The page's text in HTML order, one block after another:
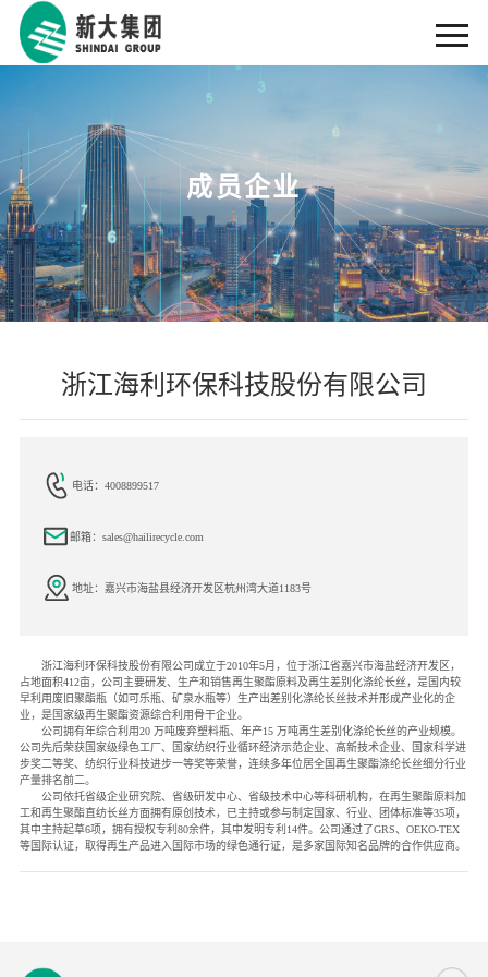
成员企业
浙江海利环保科技股份有限公司
电话：4008899517
邮箱：sales@hailirecycle.com
地址：嘉兴市海盐县经济开发区杭州湾大道1183号
浙江海利环保科技股份有限公司成立于2010年5月，位于浙江省嘉兴市海盐经济开发区，
占地面积412亩，公司主要研发、生产和销售再生聚酯原料及再生差别化涤纶长丝，是国内较
早利用废旧聚酯瓶（如可乐瓶、矿泉水瓶等）生产出差别化涤纶长丝技术并形成产业化的企
业，是国家级再生聚酯资源综合利用骨干企业。
公司拥有年综合利用20 万吨废弃塑料瓶、年产15 万吨再生差别化涤纶长丝的产业规模。
公司先后荣获国家级绿色工厂、国家纺织行业循环经济示范企业、高新技术企业、国家科学进
步奖二等奖、纺织行业科技进步一等奖等荣誉，连续多年位居全国再生聚酯涤纶长丝细分行业
产量排名前二。
公司依托省级企业研究院、省级研发中心、省级技术中心等科研机构，在再生聚酯原料加
工和再生聚酯直纺长丝方面拥有原创技术，已主持或参与制定国家、行业、团体标准等35项，
其中主持起草6项，拥有授权专利80余件，其中发明专利14件。公司通过了GRS、OEKO-TEX
等国际认证，取得再生产品进入国际市场的绿色通行证，是多家国际知名品牌的合作供应商。